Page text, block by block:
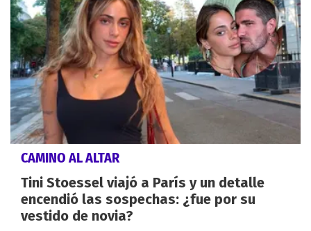
CAMINO AL ALTAR
Tini Stoessel viajó a París y un detalle
encendió las sospechas: ¿fue por su
vestido de novia?